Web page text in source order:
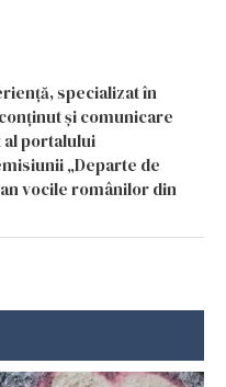
specializat în
și comunicare
al portalului
„Departe de
vocile românilor din